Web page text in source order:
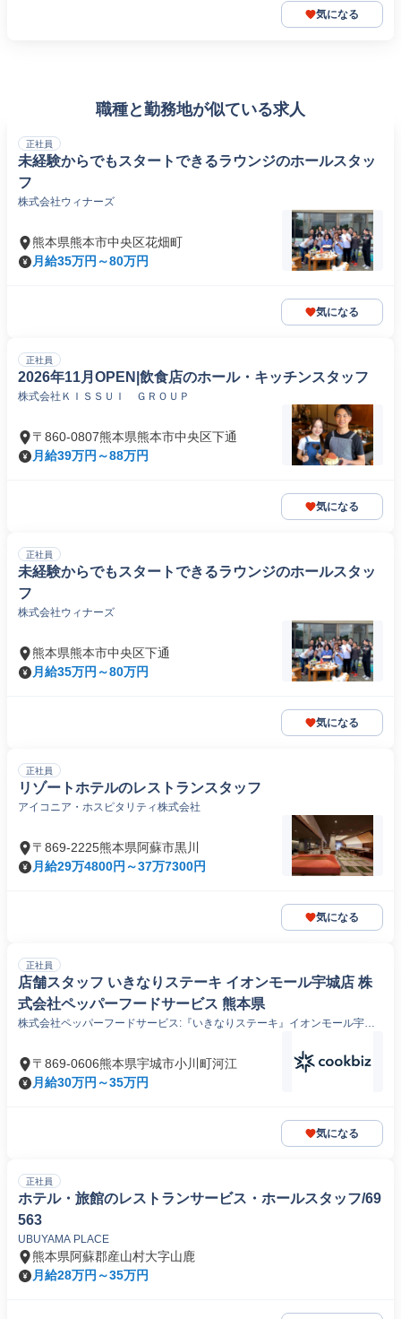
気になる
職種と勤務地が似ている求人
正社員
未経験からでもスタートできるラウンジのホールスタッ
フ
株式会社ウィナーズ
熊本県熊本市中央区花畑町
月給35万円～80万円
気になる
正社員
2026年11月OPEN|飲食店のホール・キッチンスタッフ
株式会社ＫＩＳＳＵＩ ＧＲＯＵＰ
〒860-0807熊本県熊本市中央区下通
月給39万円～88万円
気になる
正社員
未経験からでもスタートできるラウンジのホールスタッ
フ
株式会社ウィナーズ
熊本県熊本市中央区下通
月給35万円～80万円
気になる
正社員
リゾートホテルのレストランスタッフ
アイコニア・ホスピタリティ株式会社
〒869-2225熊本県阿蘇市黒川
月給29万4800円～37万7300円
気になる
正社員
店舗スタッフ いきなりステーキ イオンモール宇城店 株
式会社ペッパーフードサービス 熊本県
株式会社ペッパーフードサービス:『いきなりステーキ』イオンモール宇城
〒869-0606熊本県宇城市小川町河江
月給30万円～35万円
気になる
正社員
ホテル・旅館のレストランサービス・ホールスタッフ/69
563
UBUYAMA PLACE
熊本県阿蘇郡産山村大字山鹿
月給28万円～35万円